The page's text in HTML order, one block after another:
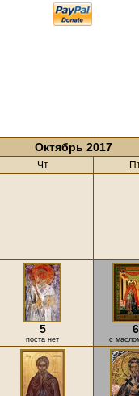
Октябрь 2017
Чт
5
поста нет
6
с